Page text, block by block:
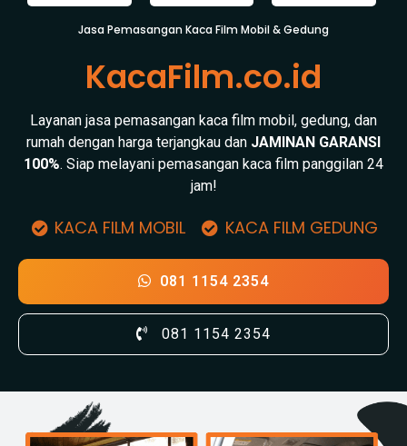
Jasa Pemasangan Kaca Film Mobil & Gedung
KacaFilm.co.id
Layanan jasa pemasangan kaca film mobil, gedung, dan
rumah dengan harga terjangkau dan JAMINAN GARANSI
100%. Siap melayani pemasangan kaca film panggilan 24
jam!
KACA FILM MOBIL KACA FILM GEDUNG
081 1154 2354
081 1154 2354